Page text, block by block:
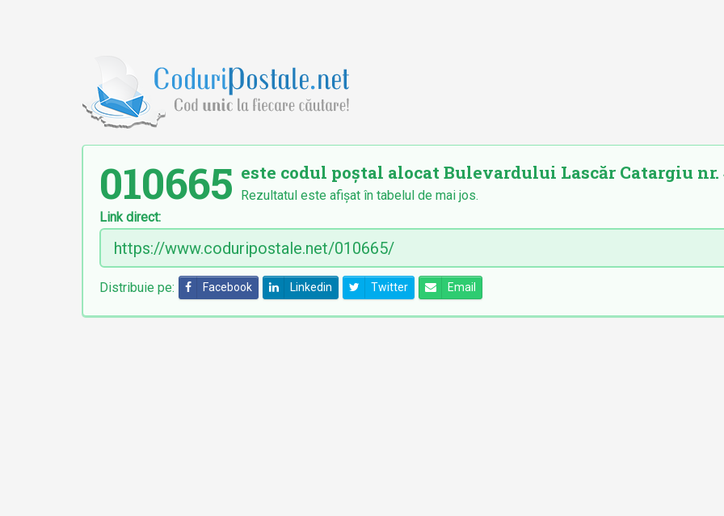
010665 este codul poștal alocat Bulevardului Lascăr Catargiu nr.
Rezultatul este afișat în tabelul de mai jos.
Link direct:
Distribuie pe: Facebook Linkedin Twitter Email